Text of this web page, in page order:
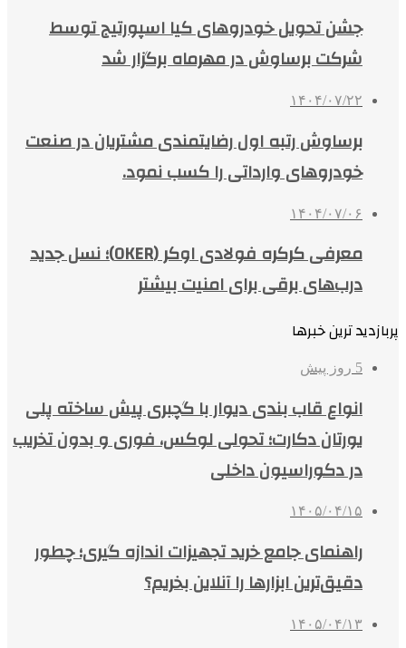
جشن تحویل خودروهای کیا اسپورتیج توسط
شرکت برساوش در مهرماه برگزار شد
۱۴۰۴/۰۷/۲۲
برساوش رتبه اول رضایتمندی مشتریان در صنعت
خودروهای وارداتی را کسب نمود.
۱۴۰۴/۰۷/۰۶
معرفی کرکره فولادی اوکر (OKER)؛ نسل جدید
درب‌های برقی برای امنیت بیشتر
پربازدید ترین خبرها
5 روز پیش
انواع قاب بندی دیوار با گچبری پیش ساخته پلی
یورتان دکارت؛ تحولی لوکس، فوری و بدون تخریب
در دکوراسیون داخلی
۱۴۰۵/۰۴/۱۵
راهنمای جامع خرید تجهیزات اندازه گیری؛ چطور
دقیق‌ترین ابزارها را آنلاین بخریم؟
۱۴۰۵/۰۴/۱۳